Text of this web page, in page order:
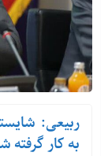
ربیعی:
به کار گرفته